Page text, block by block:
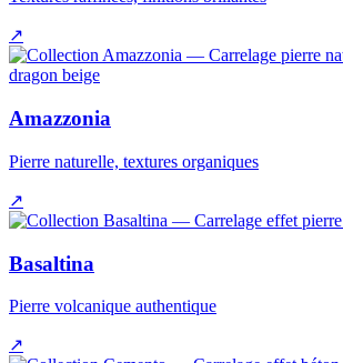
↗
Amazzonia
Pierre naturelle, textures organiques
↗
Basaltina
Pierre volcanique authentique
↗